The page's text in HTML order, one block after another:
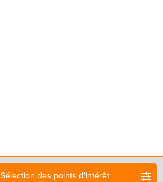
Sélection des points d'intérêt